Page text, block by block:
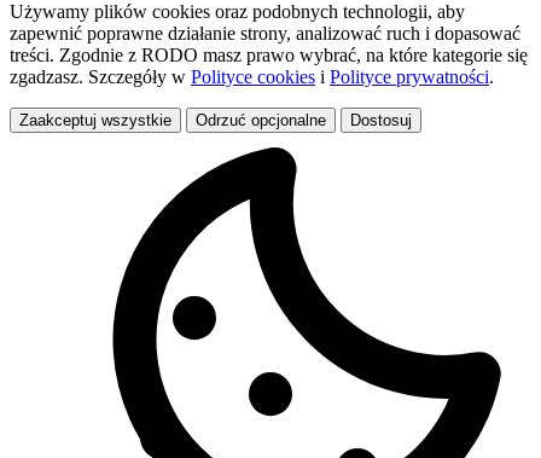
Używamy plików cookies oraz podobnych technologii, aby
zapewnić poprawne działanie strony, analizować ruch i dopasować
treści. Zgodnie z RODO masz prawo wybrać, na które kategorie się
zgadzasz. Szczegóły w Polityce cookies i Polityce prywatności.
Zaakceptuj wszystkie Odrzuć opcjonalne Dostosuj